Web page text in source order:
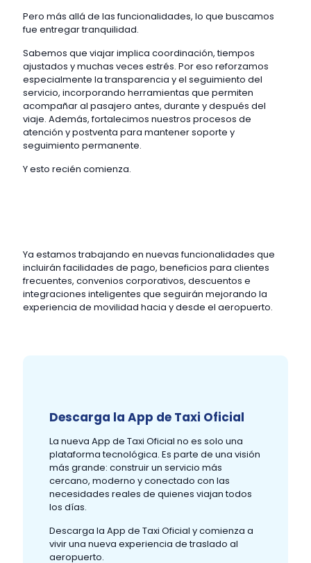
Pero más allá de las funcionalidades, lo que buscamos
fue entregar tranquilidad.
Sabemos que viajar implica coordinación, tiempos
ajustados y muchas veces estrés. Por eso reforzamos
especialmente la transparencia y el seguimiento del
servicio, incorporando herramientas que permiten
acompañar al pasajero antes, durante y después del
viaje. Además, fortalecimos nuestros procesos de
atención y postventa para mantener soporte y
seguimiento permanente.
Y esto recién comienza.
Ya estamos trabajando en nuevas funcionalidades que
incluirán facilidades de pago, beneficios para clientes
frecuentes, convenios corporativos, descuentos e
integraciones inteligentes que seguirán mejorando la
experiencia de movilidad hacia y desde el aeropuerto.
Descarga la App de Taxi Oficial
La nueva App de Taxi Oficial no es solo una
plataforma tecnológica. Es parte de una visión
más grande: construir un servicio más
cercano, moderno y conectado con las
necesidades reales de quienes viajan todos
los días.
Descarga la App de Taxi Oficial y comienza a
vivir una nueva experiencia de traslado al
aeropuerto.